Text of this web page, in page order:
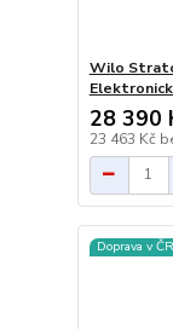
Wilo
28 390
23 463 Kč
Doprava v